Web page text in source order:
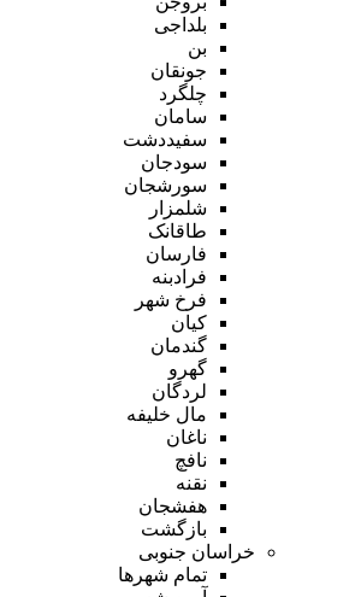
بلداجی
بن
جونقان
چلگرد
سامان
سفیددشت
سودجان
سورشجان
شلمزار
طاقانک
فارسان
فرادبنه
فرخ شهر
کیان
گندمان
گهرو
لردگان
مال خلیفه
ناغان
نافچ
نقنه
هفشجان
بازگشت
خراسان جنوبی
تمام شهر‌ها